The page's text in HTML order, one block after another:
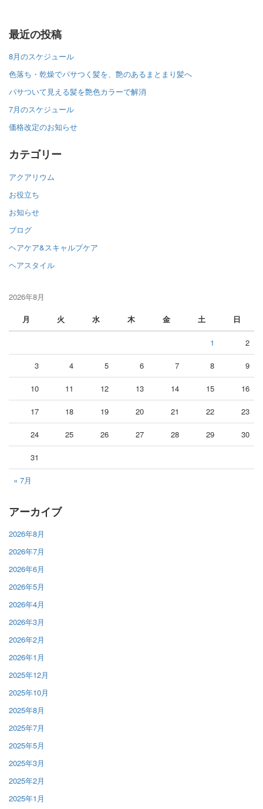
最近の投稿
8月のスケジュール
色落ち・乾燥でパサつく髪を、艶のあるまとまり髪へ
パサついて見える髪を艶色カラーで解消
7月のスケジュール
価格改定のお知らせ
カテゴリー
アクアリウム
お役立ち
お知らせ
ブログ
ヘアケア&スキャルプケア
ヘアスタイル
2026年8月
月
火 水 木 金 土 日
« 7月
1 2
3 4 5 6 7 8 9
10 11 12 13 14 15 16
17 18 19 20 21 22 23
24 25 26 27 28 29 30
31
アーカイブ
2026年8月
2026年7月
2026年6月
2026年5月
2026年4月
2026年3月
2026年2月
2026年1月
2025年12月
2025年10月
2025年8月
2025年7月
2025年5月
2025年3月
2025年2月
2025年1月